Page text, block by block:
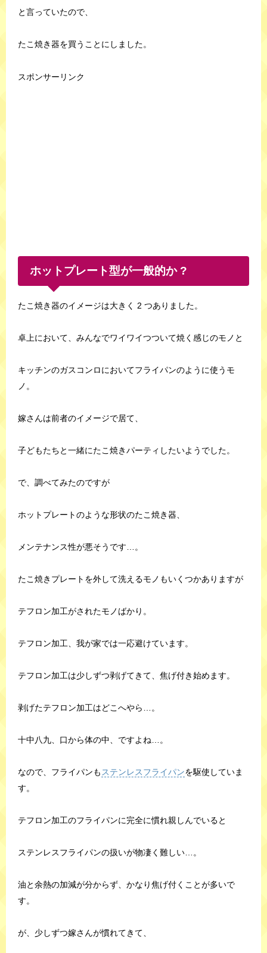
と言っていたので、
たこ焼き器を買うことにしました。
スポンサーリンク
ホットプレート型が一般的か ?
たこ焼き器のイメージは大きく 2 つありました。
卓上において、みんなでワイワイつついて焼く感じのモノと
キッチンのガスコンロにおいてフライパンのように使うモ
ノ。
嫁さんは前者のイメージで居て、
子どもたちと一緒にたこ焼きパーティしたいようでした。
で、調べてみたのですが
ホットプレートのような形状のたこ焼き器、
メンテナンス性が悪そうです…。
たこ焼きプレートを外して洗えるモノもいくつかありますが
テフロン加工がされたモノばかり。
テフロン加工、我が家では一応避けています。
テフロン加工は少しずつ剥げてきて、焦げ付き始めます。
剥げたテフロン加工はどこへやら…。
十中八九、口から体の中、ですよね…。
なので、フライパンも ステンレスフライパンを駆使していま
す。
テフロン加工のフライパンに完全に慣れ親しんでいると
ステンレスフライパンの扱いが物凄く難しい…。
油と余熱の加減が分からず、かなり焦げ付くことが多いで
す。
が、少しずつ嫁さんが慣れてきて、